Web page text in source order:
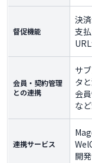
督促機能
決
支
会員・契約管理
との連携
サ
タ
会
な
連携サービス
開